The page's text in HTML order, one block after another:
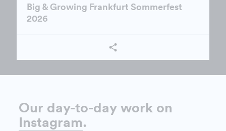
Big & Growing Frankfurt Sommerfest
2026
Our day-to-day work on
Instagram.